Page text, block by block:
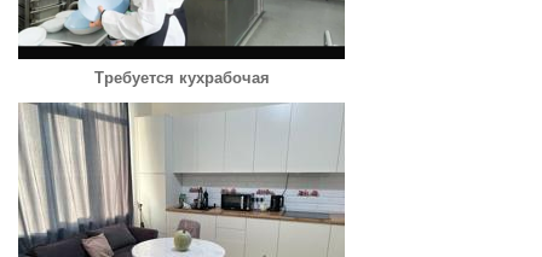
Требуется кухрабочая